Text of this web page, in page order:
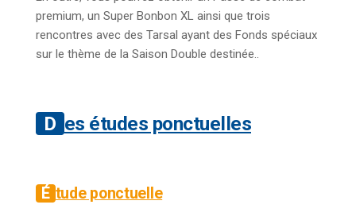
premium, un Super Bonbon XL ainsi que trois
rencontres avec des Tarsal ayant des Fonds spéciaux
sur le thème de la Saison Double destinée..
Des études ponctuelles
Étude ponctuelle